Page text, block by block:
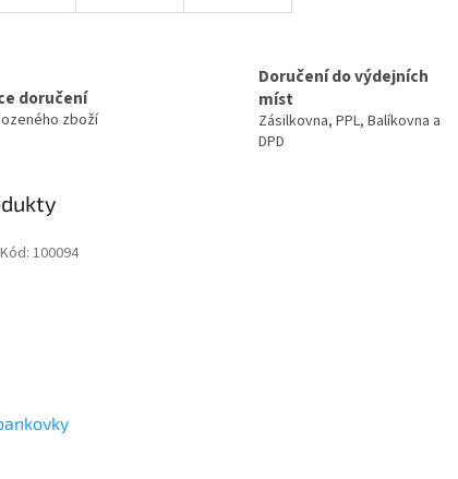
doručení
zboží
Doručení do výdejních
míst
Zásilkovna, PPL, Balíkovna a
DPD
Kód: 100094